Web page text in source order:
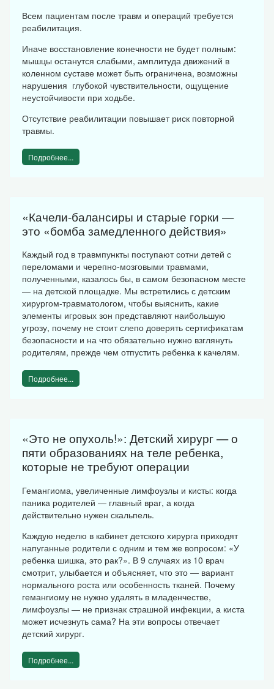
Всем пациентам после травм и операций требуется
реабилитация.
Иначе восстановление конечности не будет полным:
мышцы останутся слабыми, амплитуда движений в
коленном суставе может быть ограничена, возможны
нарушения глубокой чувствительности, ощущение
неустойчивости при ходьбе.
Отсутствие реабилитации повышает риск повторной
травмы.
Подробнее...
«Качели-балансиры и старые горки —
это «бомба замедленного действия»
Каждый год в травмпункты поступают сотни детей с
переломами и черепно-мозговыми травмами,
полученными, казалось бы, в самом безопасном месте
— на детской площадке. Мы встретились с детским
хирургом-травматологом, чтобы выяснить, какие
элементы игровых зон представляют наибольшую
угрозу, почему не стоит слепо доверять сертификатам
безопасности и на что обязательно нужно взглянуть
родителям, прежде чем отпустить ребенка к качелям.
Подробнее...
«Это не опухоль!»: Детский хирург — о
пяти образованиях на теле ребенка,
которые не требуют операции
Гемангиома, увеличенные лимфоузлы и кисты: когда
паника родителей — главный враг, а когда
действительно нужен скальпель.
Каждую неделю в кабинет детского хирурга приходят
напуганные родители с одним и тем же вопросом: «У
ребенка шишка, это рак?». В 9 случаях из 10 врач
смотрит, улыбается и объясняет, что это — вариант
нормального роста или особенность тканей. Почему
гемангиому не нужно удалять в младенчестве,
лимфоузлы — не признак страшной инфекции, а киста
может исчезнуть сама? На эти вопросы отвечает
детский хирург.
Подробнее...